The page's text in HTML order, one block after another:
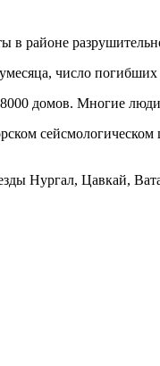
в районе
число
домов. Многие
Нургал, Цавкай,